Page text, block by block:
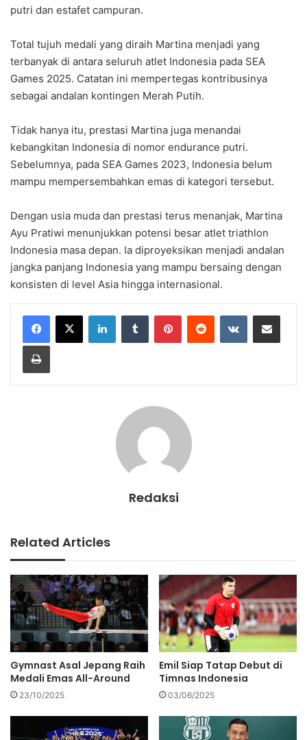
putri dan estafet campuran.
Total tujuh medali yang diraih Martina menjadi yang
terbanyak di antara seluruh atlet Indonesia pada SEA
Games 2025. Catatan ini mempertegas kontribusinya
sebagai andalan kontingen Merah Putih.
Tidak hanya itu, prestasi Martina juga menandai
kebangkitan Indonesia di nomor endurance putri.
Sebelumnya, pada SEA Games 2023, Indonesia belum
mampu mempersembahkan emas di kategori tersebut.
Dengan usia muda dan prestasi terus menanjak, Martina
Ayu Pratiwi menunjukkan potensi besar atlet triathlon
Indonesia masa depan. Ia diproyeksikan menjadi andalan
jangka panjang Indonesia yang mampu bersaing dengan
konsisten di level Asia hingga internasional.
LinkedInTumblr PinterestReddit VKontakteShare via Email
Print
Redaksi
Related Articles
Gymnast Asal Jepang Raih
Medali Emas All-Around
23/10/2025
Emil Siap Tatap Debut di
Timnas Indonesia
03/06/2025